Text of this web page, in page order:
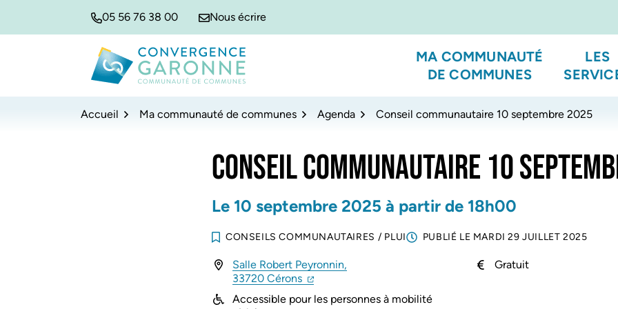
05 56 76 38 00 Nous écrire
Convergence Garonne
MA COMMUNAUTÉ
DE COMMUNES
LES
Accueil Ma communauté de communes Agenda Conseil communautaire 10 septembre 2025
CONSEIL COMMUNAUTAIRE 10
Le 10 septembre 2025 à partir de 18h00
CONSEILS COMMUNAUTAIRES / PLUI PUBLIÉ LE MARDI 29 JUILLET 2025
Salle Robert Peyronnin,
33720 Cérons (ouverture dans un nouvel onglet)
(ouverture dans un nouvel onglet)
Accessible pour les personnes à mobilité
Gratuit